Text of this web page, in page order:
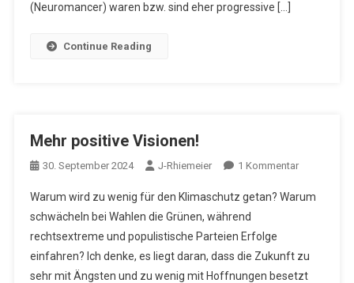
(Neuromancer) waren bzw. sind eher progressive […]
Continue Reading
Mehr positive Visionen!
30. September 2024 J-Rhiemeier 1 KommentarZu
Positive
Warum wird zu wenig für den Klimaschutz getan? Warum
schwächeln bei Wahlen die Grünen, während
rechtsextreme und populistische Parteien Erfolge
einfahren? Ich denke, es liegt daran, dass die Zukunft zu
sehr mit Ängsten und zu wenig mit Hoffnungen besetzt